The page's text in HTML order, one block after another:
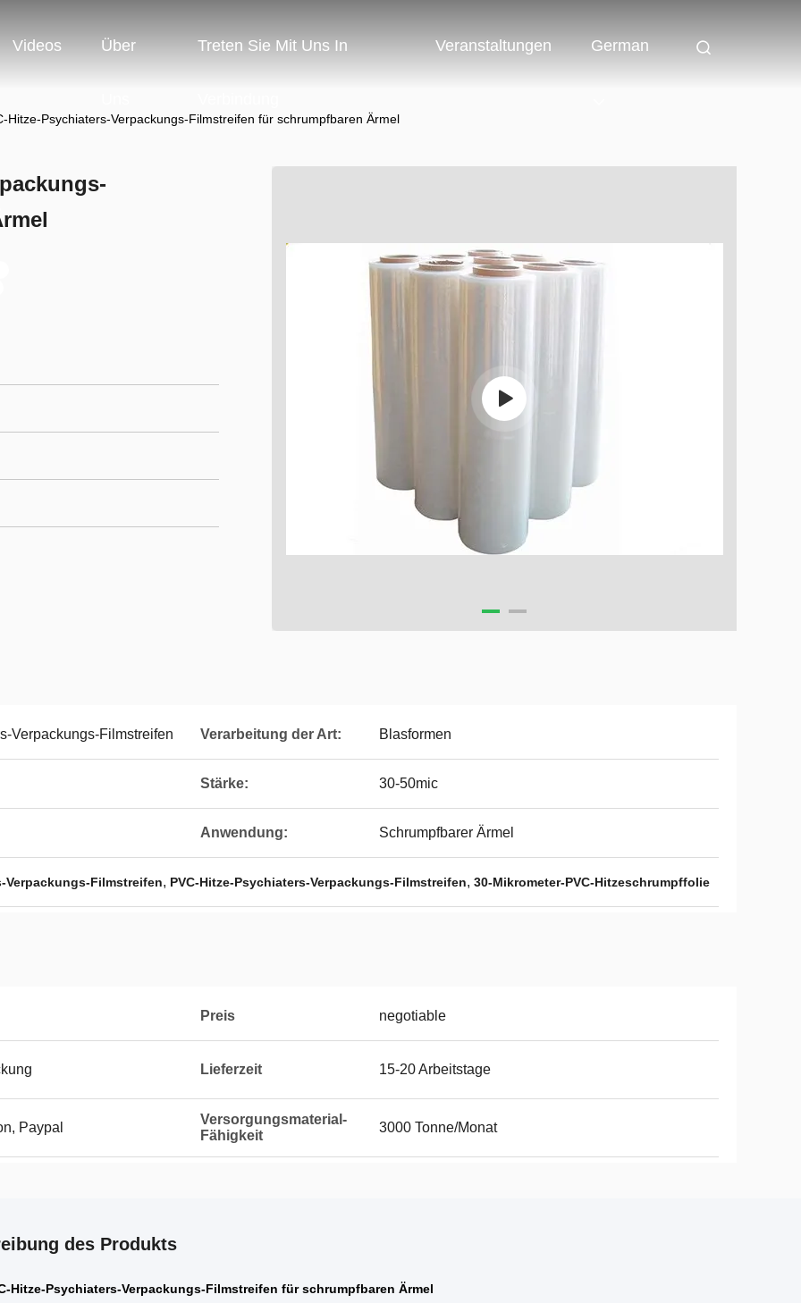
Videos Über Treten Sie Mit Uns In Veranstaltungen German
Hitze-Psychiaters-Verpackungs-Filmstreifen für schrumpfbaren Ärmel
Verpackungs-Filmstreifen Verarbeitung der Art: Blasformen
Stärke: 30-50mic
Anwendung: Schrumpfbarer Ärmel
Verpackungs-Filmstreifen, PVC-Hitze-Psychiaters-Verpackungs-Filmstreifen, 30-Mikrometer-PVC-Hitzeschrumpffolie
Preis negotiable
Lieferzeit 15-20 Arbeitstage
Paypal
Versorgungsmaterial-
Fähigkeit
3000 Tonne/Monat
des Produkts
Hitze-Psychiaters-Verpackungs-Filmstreifen für schrumpfbaren Ärmel